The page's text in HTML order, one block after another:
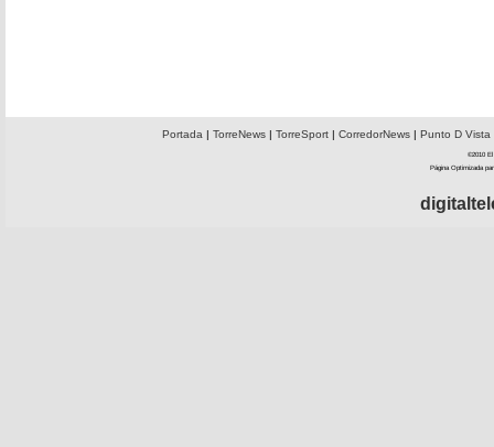
Portada | TorreNews| TorreSport| CorredorNews| Punto D Vista
©2010 El
Página Optimizada